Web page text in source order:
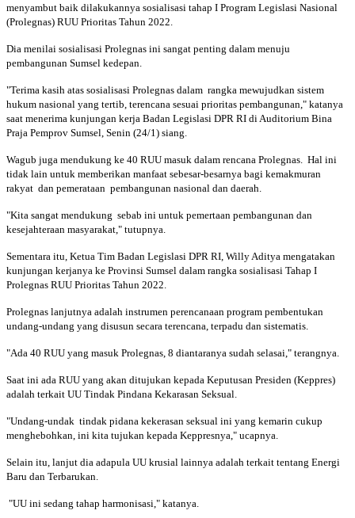
menyambut baik dilakukannya sosialisasi tahap I Program Legislasi Nasional
(Prolegnas) RUU Prioritas Tahun 2022.
Dia menilai sosialisasi Prolegnas ini sangat penting dalam menuju
pembangunan Sumsel kedepan.
"Terima kasih atas sosialisasi Prolegnas dalam rangka mewujudkan sistem
hukum nasional yang tertib, terencana sesuai prioritas pembangunan," katanya
saat menerima kunjungan kerja Badan Legislasi DPR RI di Auditorium Bina
Praja Pemprov Sumsel, Senin (24/1) siang.
Wagub juga mendukung ke 40 RUU masuk dalam rencana Prolegnas. Hal ini
tidak lain untuk memberikan manfaat sebesar-besarnya bagi kemakmuran
rakyat dan pemerataan pembangunan nasional dan daerah.
"Kita sangat mendukung sebab ini untuk pemertaan pembangunan dan
kesejahteraan masyarakat," tutupnya.
Sementara itu, Ketua Tim Badan Legislasi DPR RI, Willy Aditya mengatakan
kunjungan kerjanya ke Provinsi Sumsel dalam rangka sosialisasi Tahap I
Prolegnas RUU Prioritas Tahun 2022.
Prolegnas lanjutnya adalah instrumen perencanaan program pembentukan
undang-undang yang disusun secara terencana, terpadu dan sistematis.
"Ada 40 RUU yang masuk Prolegnas, 8 diantaranya sudah selasai," terangnya.
Saat ini ada RUU yang akan ditujukan kepada Keputusan Presiden (Keppres)
adalah terkait UU Tindak Pindana Kekarasan Seksual.
"Undang-undak tindak pidana kekerasan seksual ini yang kemarin cukup
menghebohkan, ini kita tujukan kepada Keppresnya," ucapnya.
Selain itu, lanjut dia adapula UU krusial lainnya adalah terkait tentang Energi
Baru dan Terbarukan.
"UU ini sedang tahap harmonisasi," katanya.